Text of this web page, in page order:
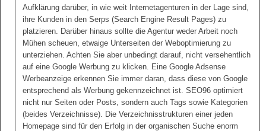
Aufklärung darüber, in wie weit Internetagenturen in der Lage sind,
ihre Kunden in den Serps (Search Engine Result Pages) zu
platzieren. Darüber hinaus sollte die Agentur weder Arbeit noch
Mühen scheuen, etwaige Unterseiten der Weboptimierung zu
unterziehen. Achten Sie aber unbedingt darauf, nicht versehentlich
auf eine Google Werbung zu klicken. Eine Google Adsense
Werbeanzeige erkennen Sie immer daran, dass diese von Google
entsprechend als Werbung gekennzeichnet ist. SEO96 optimiert
nicht nur Seiten oder Posts, sondern auch Tags sowie Kategorien
(beides Verzeichnisse). Die Verzeichnisstrukturen einer jeden
Homepage sind für den Erfolg in der organischen Suche enorm